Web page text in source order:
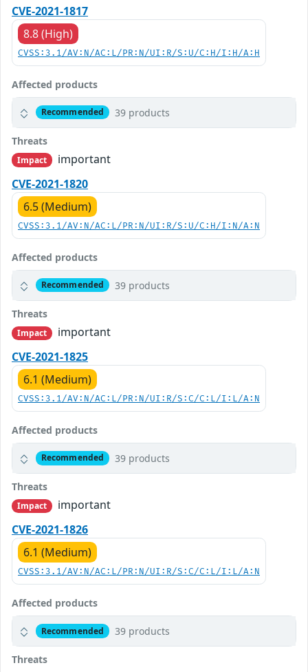
CVE-2021-1817
8.8 (High)
CVSS:3.1/AV:N/AC:L/PR:N/UI:R/S:U/C:H/I:H/A:H
Affected products
Recommended 39 products
Threats
Impact
important
CVE-2021-1820
6.5 (Medium)
CVSS:3.1/AV:N/AC:L/PR:N/UI:R/S:U/C:H/I:N/A:N
Affected products
Recommended 39 products
Threats
Impact
important
CVE-2021-1825
6.1 (Medium)
CVSS:3.1/AV:N/AC:L/PR:N/UI:R/S:C/C:L/I:L/A:N
Affected products
Recommended 39 products
Threats
Impact
important
CVE-2021-1826
6.1 (Medium)
CVSS:3.1/AV:N/AC:L/PR:N/UI:R/S:C/C:L/I:L/A:N
Affected products
Recommended 39 products
Threats